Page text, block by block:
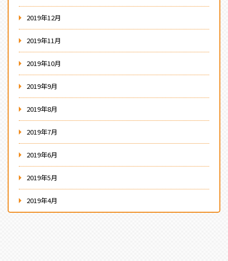
2019年12月
2019年11月
2019年10月
2019年9月
2019年8月
2019年7月
2019年6月
2019年5月
2019年4月